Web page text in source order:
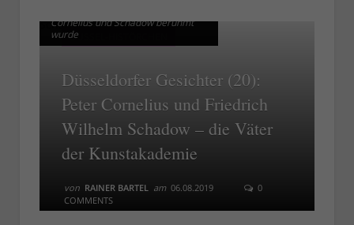
Cornelius und Schadow berühmt
wurdeDÜSSEL-HISTÖRCHEN
Düsseldorfer Gesichter (20):
Peter Cornelius und Friedrich
Wilhelm Schadow – die Väter
der Kunstakademie
von RAINER BARTEL am 06.08.2019
0
COMMENTS
Cornelius und Schadow berühmt
wurde